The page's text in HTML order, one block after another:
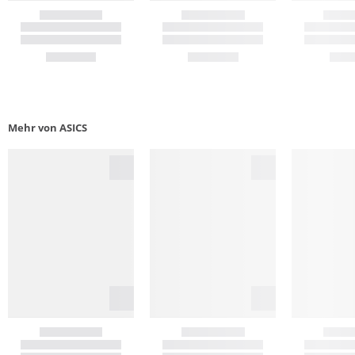
Mehr von ASICS